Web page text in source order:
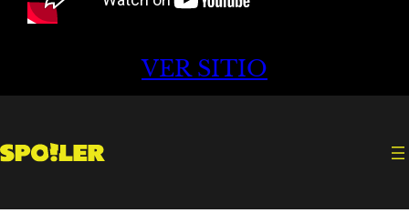
VER SITIO